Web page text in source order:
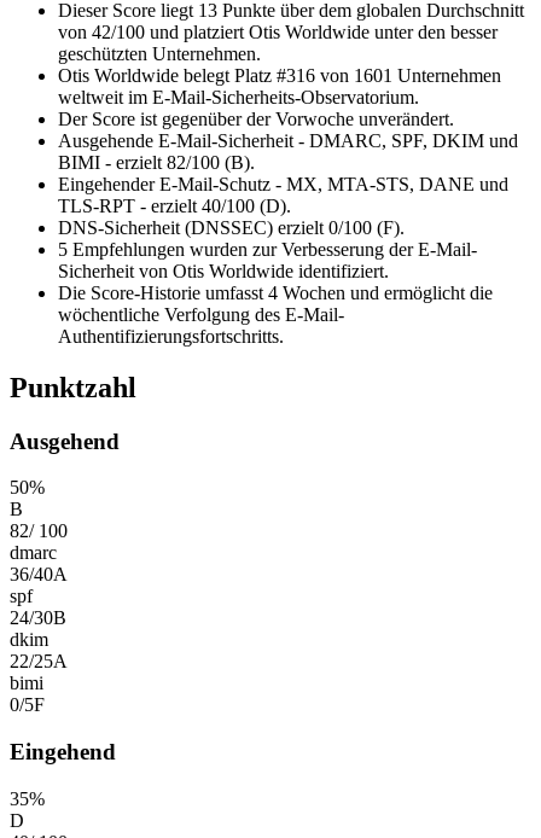
Dieser Score liegt 13 Punkte über dem globalen Durchschnitt
von 42/100 und platziert Otis Worldwide unter den besser
geschützten Unternehmen.
Otis Worldwide belegt Platz #316 von 1601 Unternehmen
weltweit im E-Mail-Sicherheits-Observatorium.
Der Score ist gegenüber der Vorwoche unverändert.
Ausgehende E-Mail-Sicherheit - DMARC, SPF, DKIM und
BIMI - erzielt 82/100 (B).
Eingehender E-Mail-Schutz - MX, MTA-STS, DANE und
TLS-RPT - erzielt 40/100 (D).
DNS-Sicherheit (DNSSEC) erzielt 0/100 (F).
5 Empfehlungen wurden zur Verbesserung der E-Mail-
Sicherheit von Otis Worldwide identifiziert.
Die Score-Historie umfasst 4 Wochen und ermöglicht die
wöchentliche Verfolgung des E-Mail-
Authentifizierungsfortschritts.
Punktzahl
Ausgehend
50%
B
82/ 100
dmarc
36/40A
spf
24/30B
dkim
22/25A
bimi
0/5F
Eingehend
35%
D